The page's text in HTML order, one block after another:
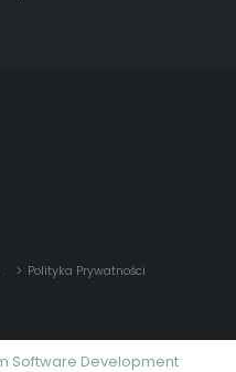
Polityka Prywatności
Software Development